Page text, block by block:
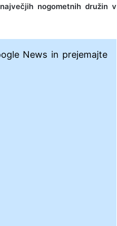
nogometnih družin v
News in prejemajte